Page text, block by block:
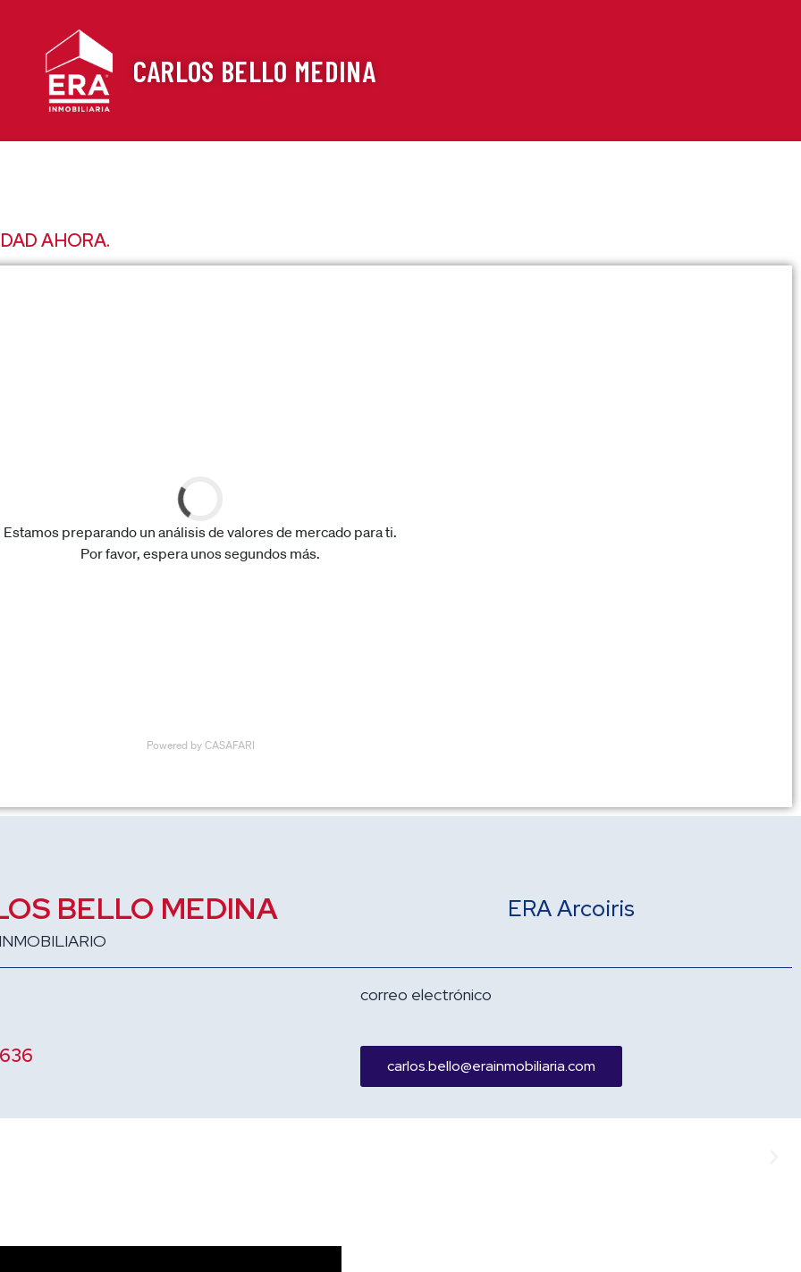
CARLOS BELLO MEDINA
AHORA.
BELLO MEDINA ERA Arcoiris
correo electrónico
carlos.bello@erainmobiliaria.com